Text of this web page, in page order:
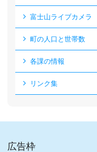
富士山ライブカメラ
町の人口と世帯数
各課の情報
リンク集
広告枠